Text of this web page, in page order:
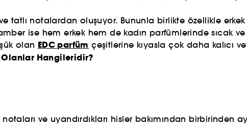
tatlı notalardan oluşuyor. Bununla birlikte özellikle
ise hem erkek hem de kadın parfümlerinde
olan EDC parfüm çeşitlerine kıyasla çok daha kalıcı
Olanlar Hangileridir?
ve uyandırdıkları hisler bakımından birbirinden